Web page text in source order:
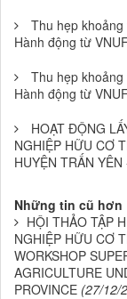
Thu hẹp
Hành động từ VNUF
Thu hẹp
Hành động từ VNUF
HOẠT ĐỘNG
NGHIỆP HỮU CƠ
HUYỆN TRẤN
Những tin cũ hơn
HỘI THẢO TẬP
NGHIỆP HỮU CƠ
WORKSHOP
AGRICULTURE
PROVINCE (27/12/